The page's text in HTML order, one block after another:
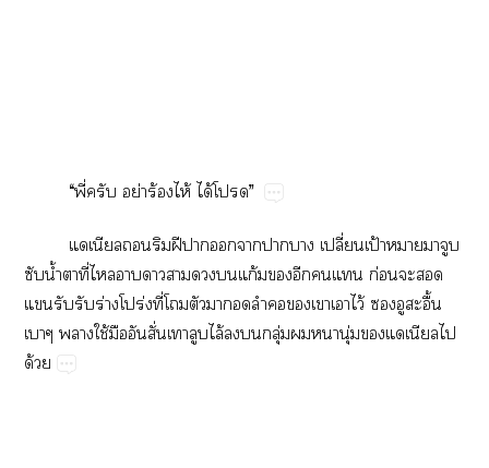
“​ี่​​ย่​ร้​ไห้​ได้​”
​​​ฝี​​​​​​ปี่​ป้​​​​
​น้ำ​​ี่​​​​​​​ก้​​​​​ก่​​​
​​​ร่​ปร่​ี่​​​​​​​​​​ไว้​​​ื้​
​​ใช้​​​ั่​​​ไล้​​​ุ่​​​ุ่​​​​
ด้